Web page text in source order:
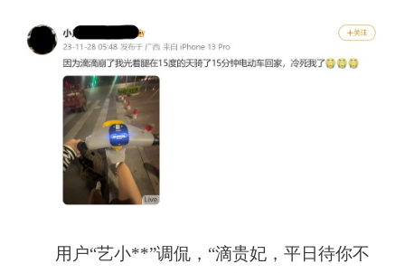
用户“艺小**”调侃，“滴贵妃，平日待你不